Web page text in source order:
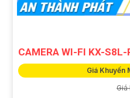
CAMERA WI-FI KX-
Giá Khuyến
Giá